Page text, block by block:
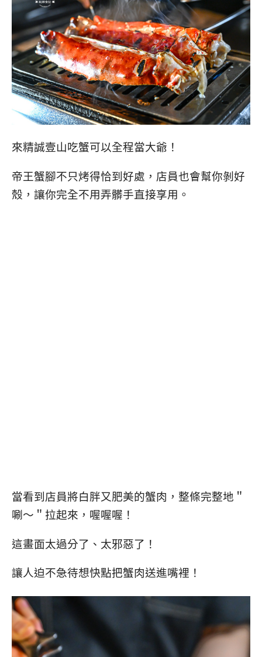
來精誠壹山吃蟹可以全程當大爺！
帝王蟹腳不只烤得恰到好處，店員也會幫你剝好
殼，讓你完全不用弄髒手直接享用。
當看到店員將白胖又肥美的蟹肉，整條完整地＂
唰～＂拉起來，喔喔喔！
這畫面太過分了、太邪惡了！
讓人迫不急待想快點把蟹肉送進嘴裡！